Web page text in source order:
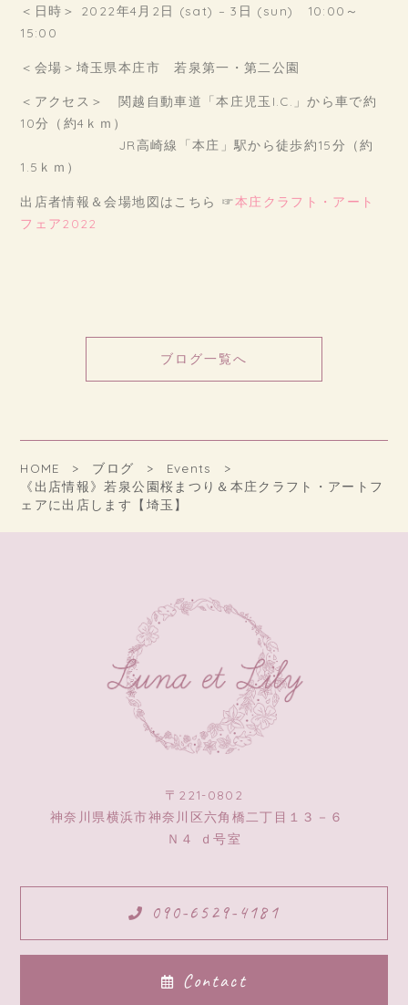
＜日時＞ 2022年4月2日 (sat) – 3日 (sun) 10:00～
15:00
＜会場＞埼玉県本庄市 若泉第一・第二公園
＜アクセス＞ 関越自動車道「本庄児玉I.C.」から車で約
10分（約4ｋｍ）
JR高崎線「本庄」駅から徒歩約15分（約
1.5ｋｍ）
出店者情報＆会場地図はこちら ☞本庄クラフト・アート
フェア2022
ブログ一覧へ
HOME ブログ
Events
《出店情報》若泉公園桜まつり＆本庄クラフト・アートフ
ェアに出店します【埼玉】
〒221-0802
神奈川県横浜市神奈川区六角橋二丁目１３－６
Ｎ４ ｄ号室
090-6529-4181
Contact